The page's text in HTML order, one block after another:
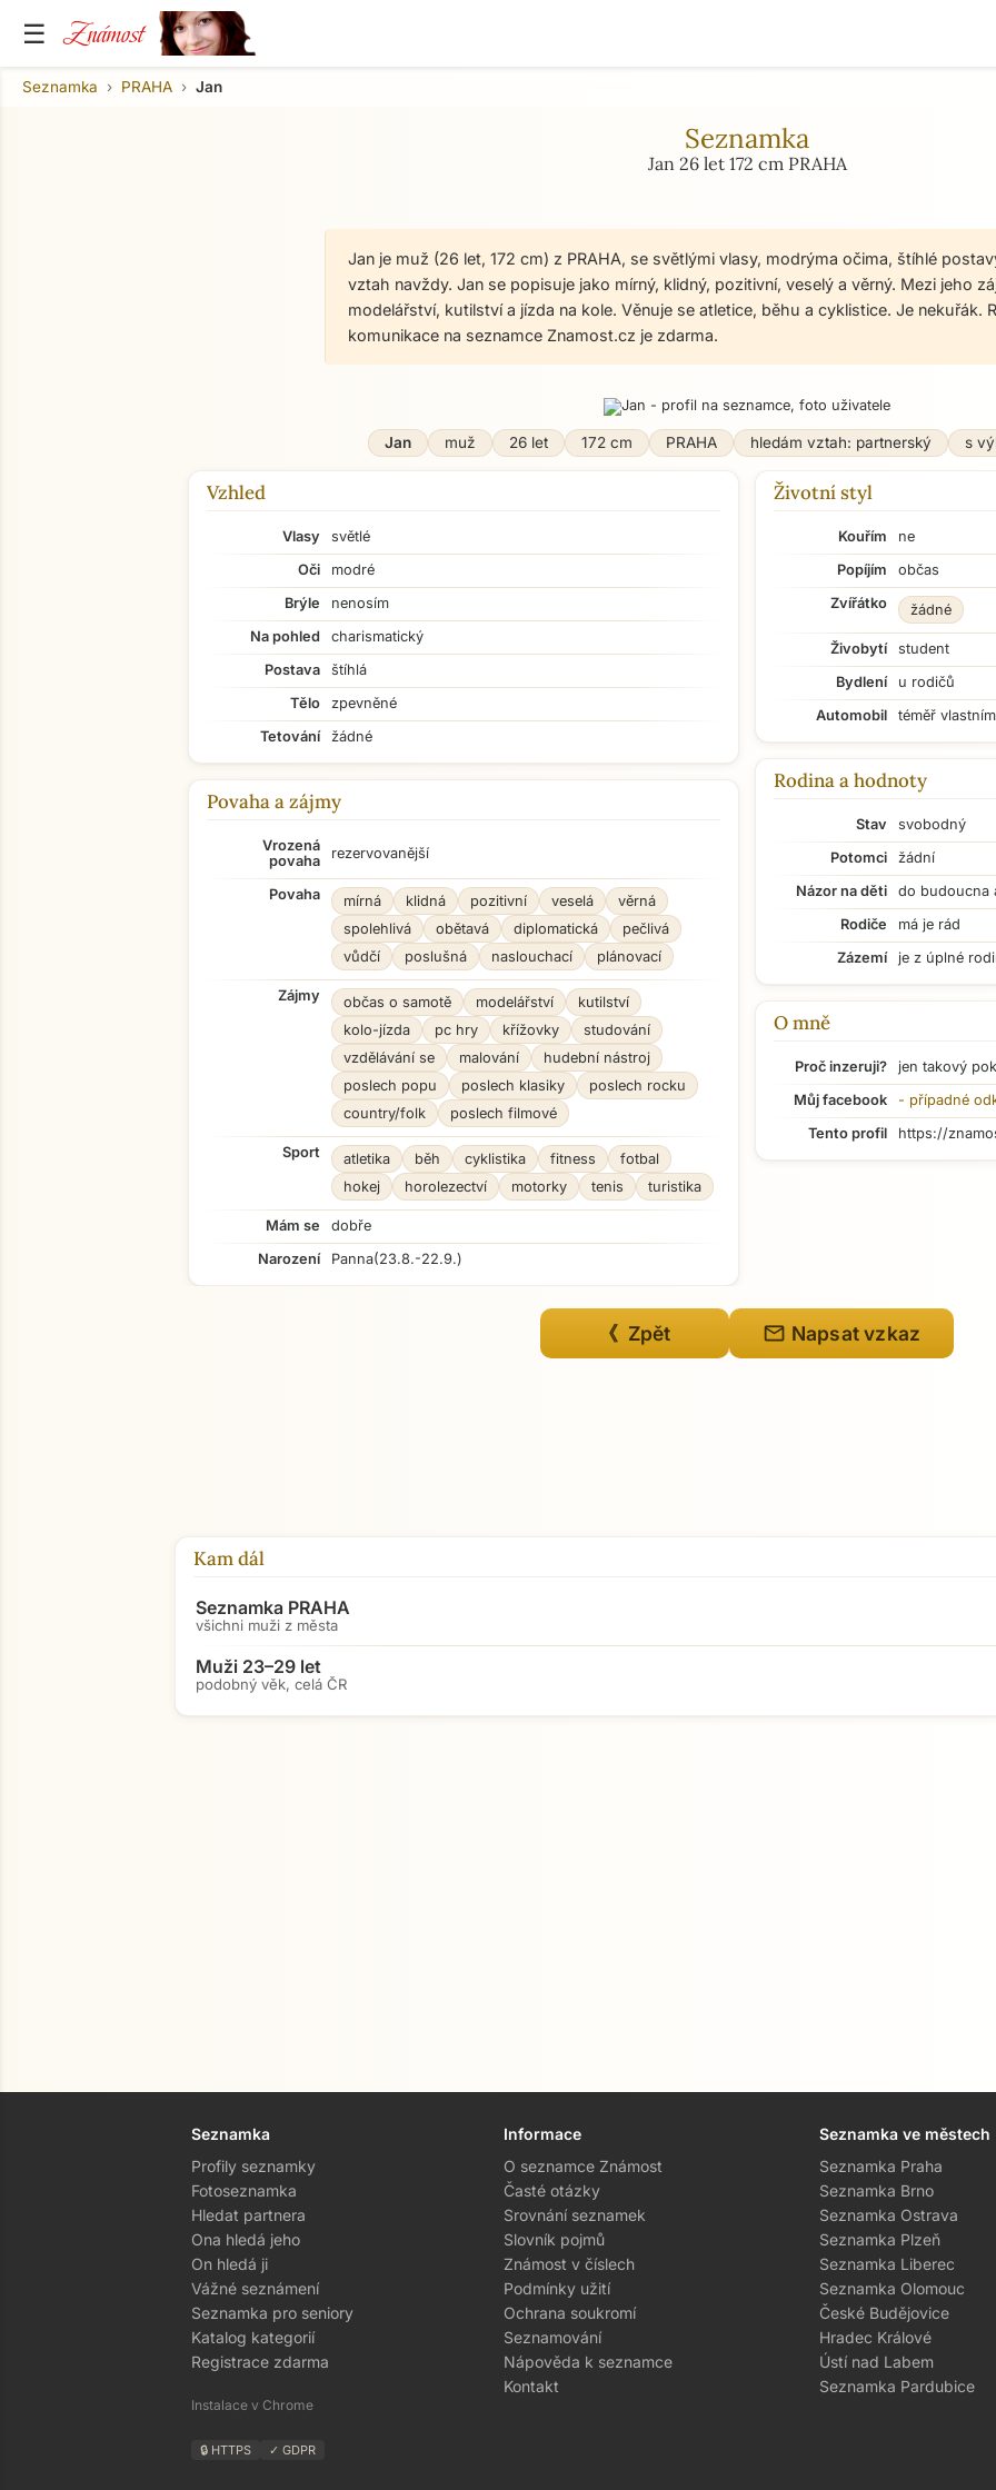
☰ Známost
Seznamka PRAHA Jan
Seznamka
Jan 26 let 172 cm PRAHA
Jan je muž (26 let, 172 cm) z PRAHA, se světlými vlasy, modrýma očima, štíhlé
vztah navždy. Jan se popisuje jako mírný, klidný, pozitivní, veselý a věrný. Mezi jeho
modelářství, kutilství a jízda na kole. Věnuje se atletice, běhu a cyklistice. Je nekuřák.
komunikace na seznamce Znamost.cz je zdarma.
Jan muž 26 let 172 cm PRAHA hledám vztah: partnerský s
Vzhled
Vlasy
světlé
Oči
modré
Brýle
nenosím
Na pohled
charismatický
Postava
štíhlá
Tělo
zpevněné
Tetování
žádné
Povaha a zájmy
Vrozená
povaha
rezervovanější
Povaha mírná klidná pozitivní veselá
věrná
spolehlivá
obětavá diplomatická
pečlivá
vůdčí
poslušná naslouchací plánovací
Zájmy občas o samotě modelářství
kutilství
kolo-jízda
pc hry křížovky
studování
vzdělávání se
malování
hudební nástroj
poslech popu
poslech klasiky
poslech rocku
country/folk
poslech filmové
Sport atletika běh cyklistika fitness
fotbal
hokej
horolezectví motorky tenis turistika
Mám se
dobře
Narození
Panna(23.8.-22.9.)
Životní styl
Kouřím
ne
Popíjím
občas
Zvířátko
žádné
Živobytí
student
Bydlení
u rodičů
Automobil
téměř vlastním
Rodina a hodnoty
Stav
svobodný
Potomci
žádní
Názor na děti
do budoucna
Rodiče
má je rád
Zázemí
je z úplné
O mně
Proč inzeruji?
jen takový
Můj facebook
- případné
Tento profil
https://
《 Zpět mail Napsat vzkaz
Kam dál
Seznamka PRAHA
všichni muži z města
Muži 23–29 let
podobný věk, celá ČR
Seznamka
Profily seznamky
Fotoseznamka
Hledat partnera
Ona hledá jeho
On hledá ji
Vážné seznámení
Seznamka pro seniory
Katalog kategorií
Registrace zdarma
Instalace v Chrome
🔒 HTTPS ✓ GDPR
Informace
O seznamce Známost
Časté otázky
Srovnání seznamek
Slovník pojmů
Známost v číslech
Podmínky užití
Ochrana soukromí
Seznamování
Nápověda k seznamce
Kontakt
Seznamka ve městech
Seznamka Praha
Seznamka Brno
Seznamka Ostrava
Seznamka Plzeň
Seznamka Liberec
Seznamka Olomouc
České Budějovice
Hradec Králové
Ústí nad Labem
Seznamka Pardubice